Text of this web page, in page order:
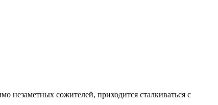
незаметных сожителей, приходится сталкиваться с